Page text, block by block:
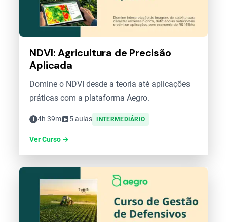
NDVI: Agricultura de Precisão
Aplicada
Domine o NDVI desde a teoria até aplicações
práticas com a plataforma Aegro.
4h 39m 5 aulas INTERMEDIÁRIO
Ver Curso →